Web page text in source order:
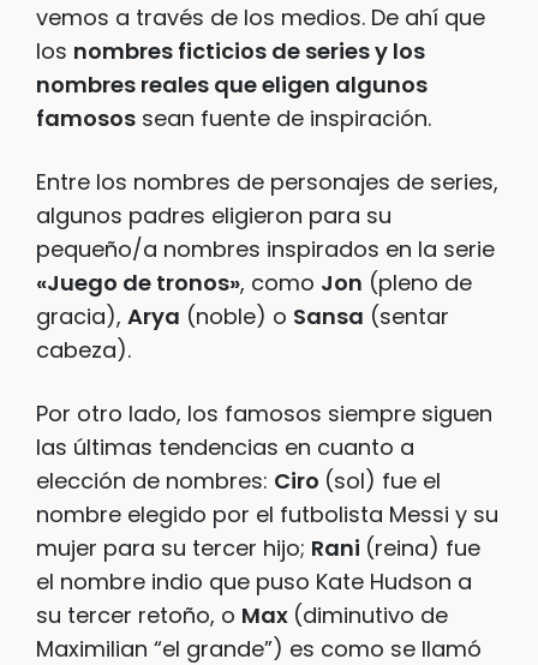
vemos a través de los medios. De ahí que
los nombres ficticios de series y los
nombres reales que eligen algunos
famosos sean fuente de inspiración.
Entre los nombres de personajes de series,
algunos padres eligieron para su
pequeño/a nombres inspirados en la serie
«Juego de tronos», como Jon (pleno de
gracia), Arya (noble) o Sansa (sentar
cabeza).
Por otro lado, los famosos siempre siguen
las últimas tendencias en cuanto a
elección de nombres: Ciro (sol) fue el
nombre elegido por el futbolista Messi y su
mujer para su tercer hijo; Rani (reina) fue
el nombre indio que puso Kate Hudson a
su tercer retoño, o Max (diminutivo de
Maximilian “el grande”) es como se llamó